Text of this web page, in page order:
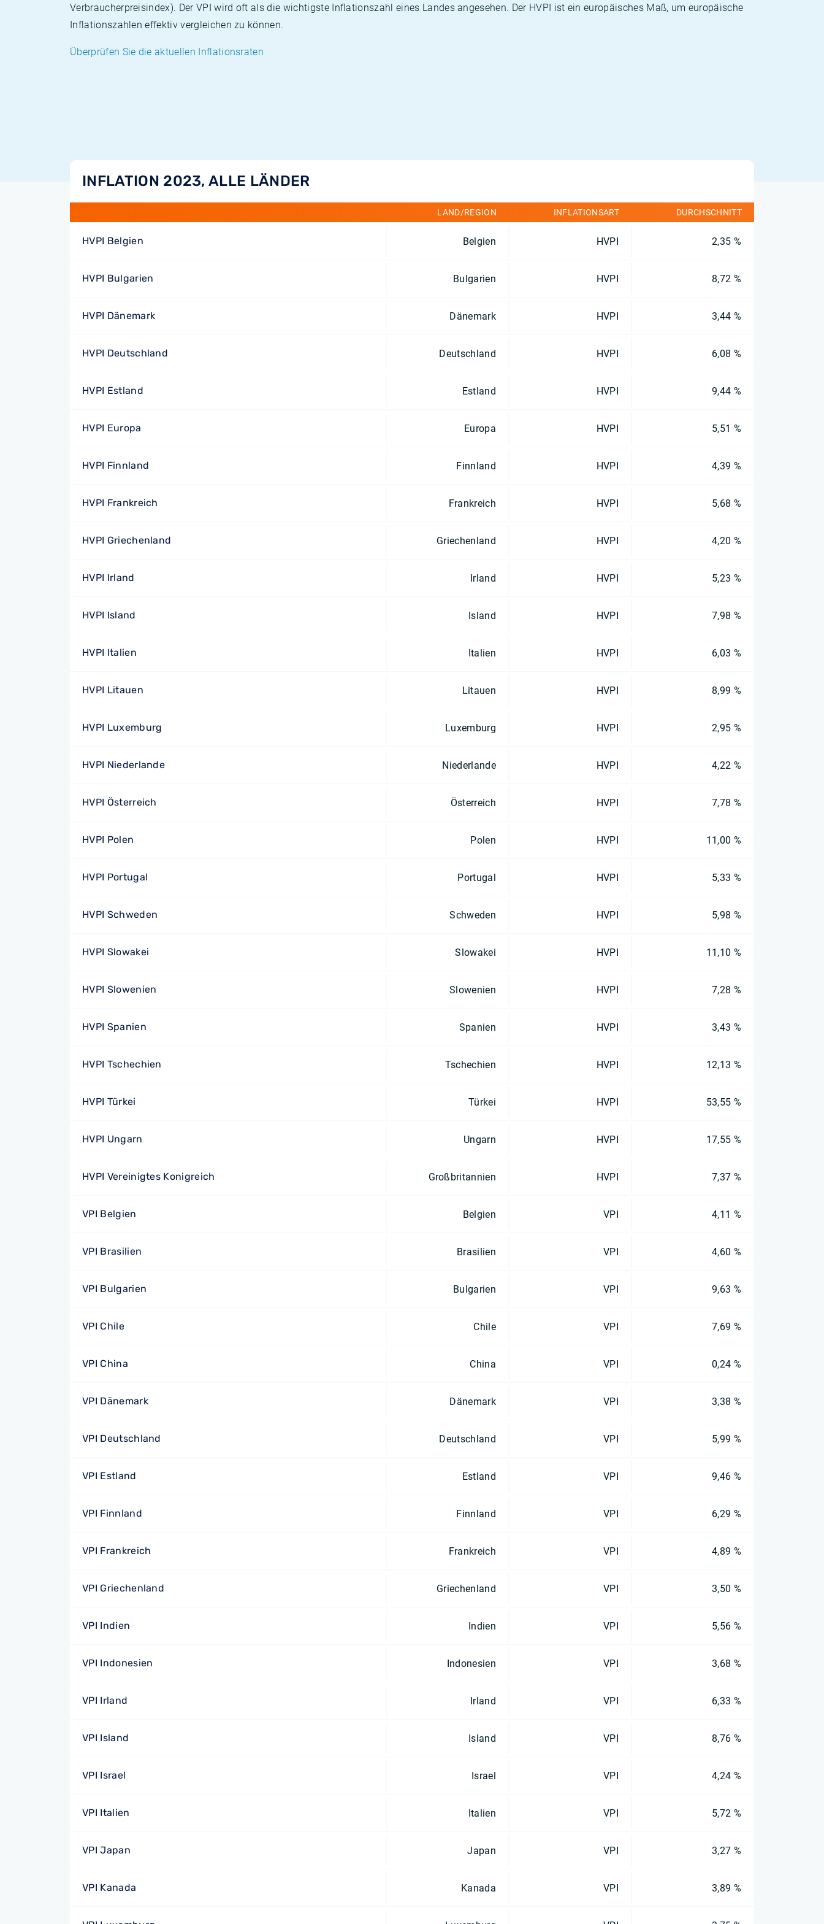
Verbraucherpreisindex). Der VPI wird oft als die wichtigste Inflationszahl eines Landes angesehen. Der HVPI ist ein europäisches Maß, um europäische
Inflationszahlen effektiv vergleichen zu können.
Überprüfen Sie die aktuellen Inflationsraten
INFLATION 2023, ALLE LÄNDER
LAND/REGION INFLATIONSART DURCHSCHNITT
HVPI Belgien Belgien HVPI 2,35 %
HVPI Bulgarien Bulgarien HVPI 8,72 %
HVPI Dänemark Dänemark HVPI 3,44 %
HVPI Deutschland Deutschland HVPI 6,08 %
HVPI Estland Estland HVPI 9,44 %
HVPI Europa Europa HVPI 5,51 %
HVPI Finnland Finnland HVPI 4,39 %
HVPI Frankreich Frankreich HVPI 5,68 %
HVPI Griechenland Griechenland HVPI 4,20 %
HVPI Irland Irland HVPI 5,23 %
HVPI Island Island HVPI 7,98 %
HVPI Italien Italien HVPI 6,03 %
HVPI Litauen Litauen HVPI 8,99 %
HVPI Luxemburg Luxemburg HVPI 2,95 %
HVPI Niederlande Niederlande HVPI 4,22 %
HVPI Österreich Österreich HVPI 7,78 %
HVPI Polen Polen HVPI 11,00 %
HVPI Portugal Portugal HVPI 5,33 %
HVPI Schweden Schweden HVPI 5,98 %
HVPI Slowakei Slowakei HVPI 11,10 %
HVPI Slowenien Slowenien HVPI 7,28 %
HVPI Spanien Spanien HVPI 3,43 %
HVPI Tschechien Tschechien HVPI 12,13 %
HVPI Türkei Türkei HVPI 53,55 %
HVPI Ungarn Ungarn HVPI 17,55 %
HVPI Vereinigtes Konigreich Großbritannien HVPI 7,37 %
VPI Belgien Belgien VPI 4,11 %
VPI Brasilien Brasilien VPI 4,60 %
VPI Bulgarien Bulgarien VPI 9,63 %
VPI Chile Chile VPI 7,69 %
VPI China China VPI 0,24 %
VPI Dänemark Dänemark VPI 3,38 %
VPI Deutschland Deutschland VPI 5,99 %
VPI Estland Estland VPI 9,46 %
VPI Finnland Finnland VPI 6,29 %
VPI Frankreich Frankreich VPI 4,89 %
VPI Griechenland Griechenland VPI 3,50 %
VPI Indien Indien VPI 5,56 %
VPI Indonesien Indonesien VPI 3,68 %
VPI Irland Irland VPI 6,33 %
VPI Island Island VPI 8,76 %
VPI Israel Israel VPI 4,24 %
VPI Italien Italien VPI 5,72 %
VPI Japan Japan VPI 3,27 %
VPI Kanada Kanada VPI 3,89 %